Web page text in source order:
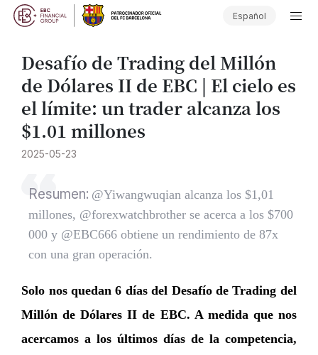
Español
Desafío de Trading del Millón
de Dólares II de EBC | El cielo es
el límite: un trader alcanza los
$1.01 millones
2025-05-23
Resumen: @Yiwangwuqian alcanza los $1,01
millones, @forexwatchbrother se acerca a los $700
000 y @EBC666 obtiene un rendimiento de 87x
con una gran operación.
Solo nos quedan 6 días del Desafío de Trading del
Millón de Dólares II de EBC. A medida que nos
acercamos a los últimos días de la competencia,